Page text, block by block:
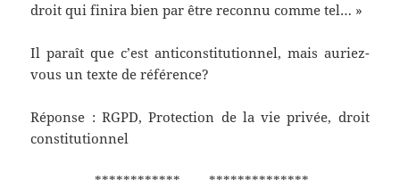
droit qui finira bien par être reconnu comme tel… »
Il paraît que c’est anticonstitutionnel, mais auriez-
vous un texte de référence?
Réponse : RGPD, Protection de la vie privée, droit
constitutionnel